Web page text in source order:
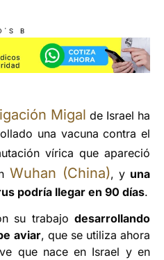
B
Migal de Israel ha
una vacuna contra el
vírica que apareció
Wuhan (China), y una
podría llegar en 90 días.
su trabajo desarrollando
aviar, que se utiliza ahora
que nace en Israel y en